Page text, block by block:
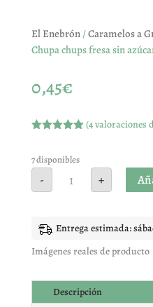
El Enebrón/Caramelos a
Chupa chups fresa sin
0,45€
5 en base
a
valoracione
(4valoraciones
7 disponibles
- chups +
Entrega estimada:
Imágenes reales de producto
Descripción